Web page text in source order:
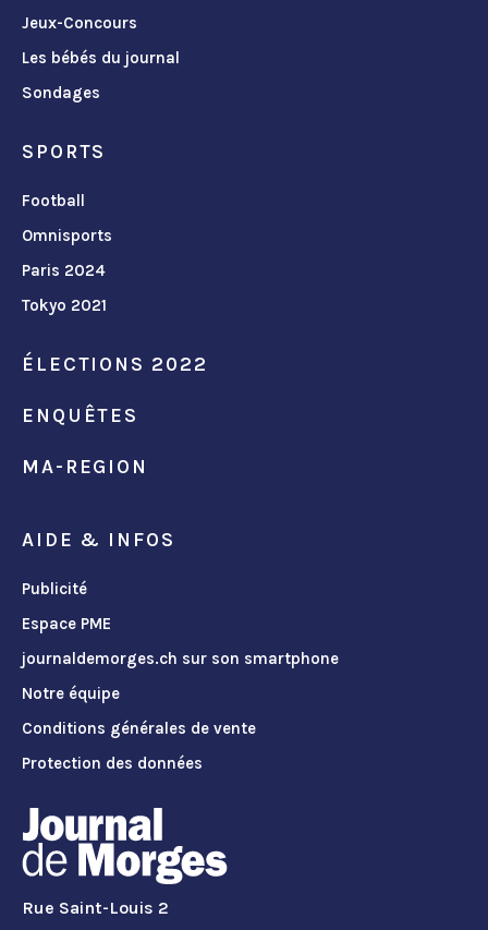
Jeux-Concours
Les bébés du journal
Sondages
SPORTS
Football
Omnisports
Paris 2024
Tokyo 2021
ÉLECTIONS 2022
ENQUÊTES
MA-REGION
AIDE & INFOS
Publicité
Espace PME
journaldemorges.ch sur son smartphone
Notre équipe
Conditions générales de vente
Protection des données
Rue Saint-Louis 2